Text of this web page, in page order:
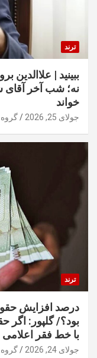
ترند
ببینید | علاالدین
نه؛ شب آخر آقای
خواند
جولای 25, 2026 گروه
ترند
با خط فقر اعلامی
جولای 24, 2026 گروه